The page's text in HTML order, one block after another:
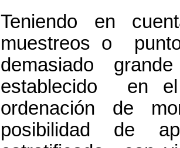
Teniendo en
muestreos o
demasiado
establecido en
ordenación de
posibilidad de